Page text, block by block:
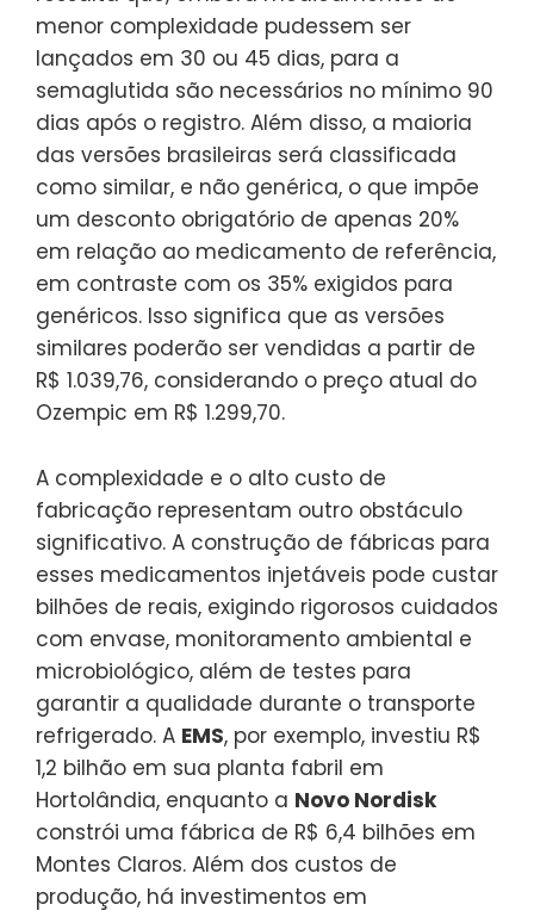
menor complexidade pudessem ser
lançados em 30 ou 45 dias, para a
semaglutida são necessários no mínimo 90
dias após o registro. Além disso, a maioria
das versões brasileiras será classificada
como similar, e não genérica, o que impõe
um desconto obrigatório de apenas 20%
em relação ao medicamento de referência,
em contraste com os 35% exigidos para
genéricos. Isso significa que as versões
similares poderão ser vendidas a partir de
R$ 1.039,76, considerando o preço atual do
Ozempic em R$ 1.299,70.
A complexidade e o alto custo de
fabricação representam outro obstáculo
significativo. A construção de fábricas para
esses medicamentos injetáveis pode custar
bilhões de reais, exigindo rigorosos cuidados
com envase, monitoramento ambiental e
microbiológico, além de testes para
garantir a qualidade durante o transporte
refrigerado. A EMS, por exemplo, investiu R$
1,2 bilhão em sua planta fabril em
Hortolândia, enquanto a Novo Nordisk
constrói uma fábrica de R$ 6,4 bilhões em
Montes Claros. Além dos custos de
produção, há investimentos em